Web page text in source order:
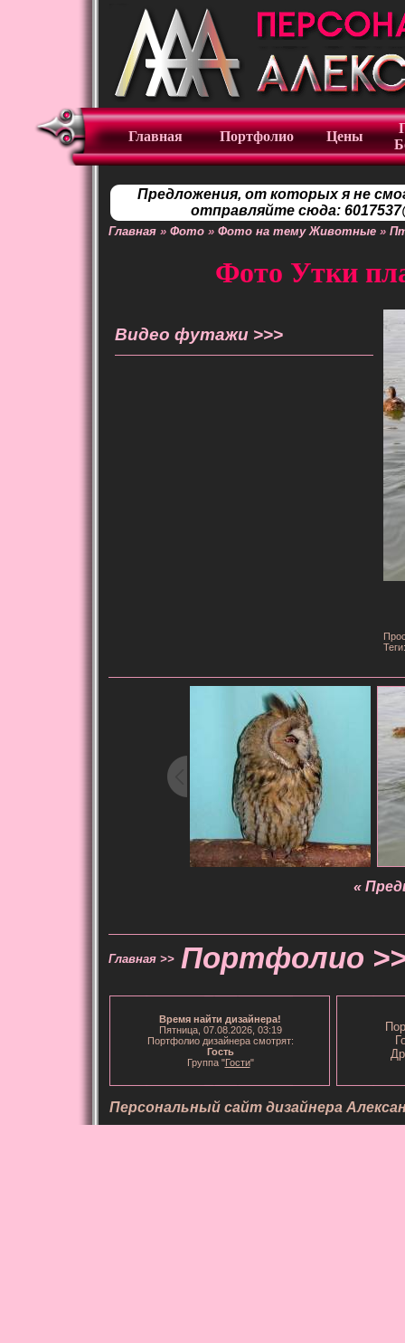
Главная Портфолио Цены
Предложения, от которых я не
отправляйте сюда:
Главная » Фото » Фото на тему Животные »
Фото Утки
Видео футажи >>>
«
Главная >> Портфолио
Время найти дизайнера!
Пятница, 07.08.2026, 03:19
Портфолио дизайнера смотрят:
Гость
Группа "Гости"
Персональный сайт дизайнера